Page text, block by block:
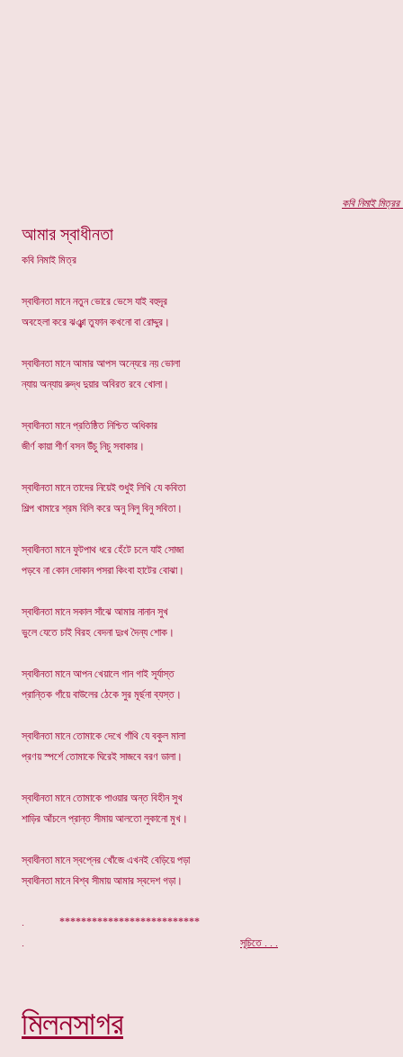
আমার স্বাধীনতা
কবি নিমাই মিত্র
স্বাধীনতা মানে নতুন ভোরে ভেসে যাই বহুদূর
অবহেলা করে ঝঞ্ঝা তুফান কখনো বা রোদ্দুর।
স্বাধীনতা মানে আমার আপস অন্যেরে নয় ভোলা
ন্যায় অন্যায় রুদ্ধ দুয়ার অবিরত রবে খোলা।
স্বাধীনতা মানে প্রতিষ্ঠিত নিশ্চিত অধিকার
জীর্ণ কায়া শীর্ণ বসন উঁচু নিচু সবাকার।
স্বাধীনতা মানে তাদের নিয়েই শুধুই লিখি যে কবিতা
শিল্প খামারে শ্রম বিলি করে অনু নিলু বিনু সবিতা।
স্বাধীনতা মানে ফুটপাথ ধরে হেঁটে চলে যাই সোজা
পড়বে না কোন দোকান পসরা কিংবা হাটের বোঝা।
স্বাধীনতা মানে সকাল সাঁঝে আমার নানান সুখ
ভুলে যেতে চাই বিরহ বেদনা দুঃখ দৈন্য শোক।
স্বাধীনতা মানে আপন খেয়ালে গান গাই সূর্যাস্ত
প্রান্তিক গাঁয়ে বাউলের ঠেকে সুর মূর্ছনা ব্যস্ত।
স্বাধীনতা মানে তোমাকে দেখে গাঁথি যে বকুল মালা
প্রণয় স্পর্শে তোমাকে ঘিরেই সাজবে বরণ ডালা।
স্বাধীনতা মানে তোমাকে পাওয়ার অন্ত বিহীন সুখ
শাড়ির আঁচলে প্রান্ত সীমায় আলতো লুকানো মুখ।
স্বাধীনতা মানে স্বপ্নের খোঁজে এখনই বেড়িয়ে পড়া
স্বাধীনতা মানে বিশ্ব সীমায় আমার স্বদেশ গড়া।
. **************************
. সূচিতে . . .
মিলনসাগর
কবিনিমাই মিত্রর